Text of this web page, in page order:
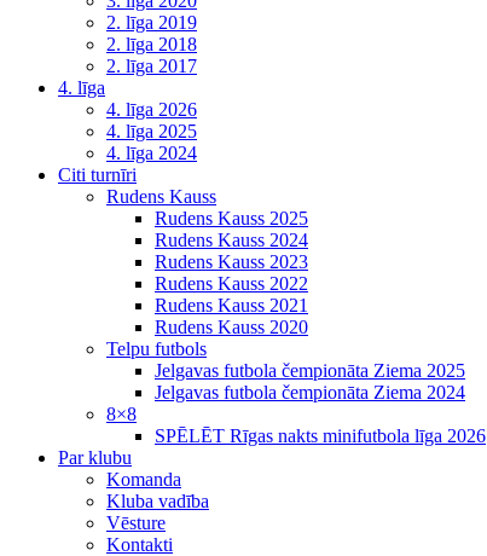
2. līga 2019
2. līga 2018
2. līga 2017
4. līga
4. līga 2026
4. līga 2025
4. līga 2024
Citi turnīri
Rudens Kauss
Rudens Kauss 2025
Rudens Kauss 2024
Rudens Kauss 2023
Rudens Kauss 2022
Rudens Kauss 2021
Rudens Kauss 2020
Telpu futbols
Jelgavas futbola čempionāta Ziema 2025
Jelgavas futbola čempionāta Ziema 2024
8×8
SPĒLĒT Rīgas nakts minifutbola līga 2026
Par klubu
Komanda
Kluba vadība
Vēsture
Kontakti